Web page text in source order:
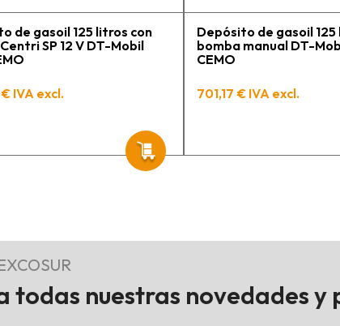
de gasoil 125 litros con
SP 12 V DT-Mobil
IVA excl.
Depósito de gasoil
bomba manual DT-
CEMO
701,17 € IVA excl.
todas nuestras novedades y